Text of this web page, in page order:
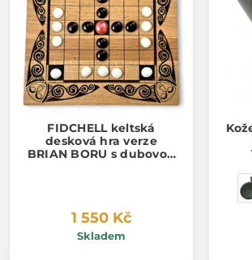
FIDCHELL keltská
desková hra verze
BRIAN BORU s dubovou
1 550 Kč
Skladem